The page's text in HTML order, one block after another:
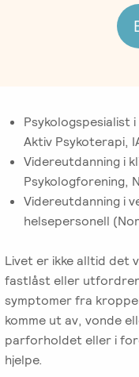
behandling
for
psykologer
leger
-
Videreutdanning
for
terapeuter
EFST
Jobb
ved
IPR
Videoer
følelser
Psyflix
Ofte
Emosjonsfokusert
Sakkyndig
arbeid
Forskning
Veiledning
EFT
Arbeidsrettet
behandling
Adopsjonsrapport
Institutt
for
Emosjonsfokusert
Terapi
(NIEFT)
medlem
i
NIEFT
EFT-
terapeuter
Psykologspesialist
Aktiv Psykoterapi,
Videreutdanning i
Psykologforening,
Videreutdanning i
helsepersonell
Livet er ikke alltid det
fastlåst eller
symptomer fra
komme ut av, vonde
parforholdet eller i
hjelpe.